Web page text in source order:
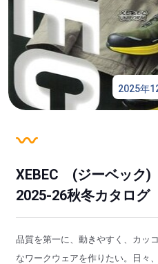
2025年
XEBEC (ジーベック)
2025-26秋冬カタログ
品質を第一に、動きやすく、カッ
なワークウェアを作りたい。日々